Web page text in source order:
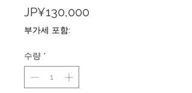
JP¥130,000
부가세 포함:
수량 *